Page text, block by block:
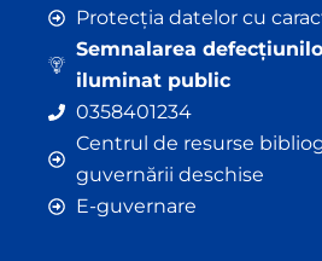
Protecția datelor cu
Semnalarea
iluminat public
0358401234
Centrul de resurse
guvernării deschise
E-guvernare